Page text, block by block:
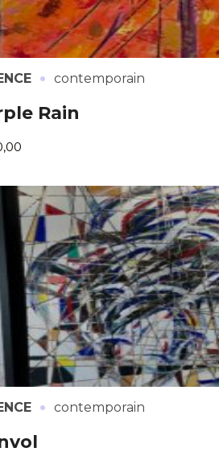
· contemporain
Rain
· contemporain